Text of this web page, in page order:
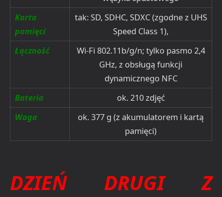
Karta
pamięci
tak: SD, SDHC, SDXC (zgodne z UHS
Speed Class 1),
Łączność
Wi-Fi 802.11b/g/n; tylko pasmo 2,4
GHz, z obsługą funkcji
dynamicznego NFC
Bateria
ok. 210 zdjęć
Waga
ok. 377 g (z akumulatorem i kartą
pamięci)
DZIEŃ DRUGI Z